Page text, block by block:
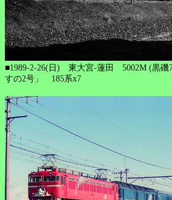
■1989-2-26(日) 東大宮-蓮田 5002M (黒
すの2号」 185系x7